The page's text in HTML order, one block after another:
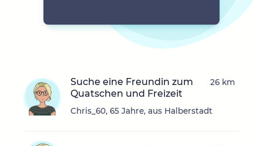
Suche eine Freundin zum
Quatschen und Freizeit
Chris_60, 65 Jahre, aus Halberstadt
26 km